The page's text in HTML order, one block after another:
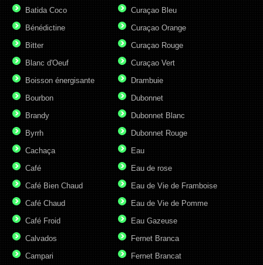
Batida Coco
Bénédictine
Bitter
Blanc d'Oeuf
Boisson énergisante
Bourbon
Brandy
Byrrh
Cachaça
Café
Café Bien Chaud
Café Chaud
Café Froid
Calvados
Campari
Curaçao Bleu
Curaçao Orange
Curaçao Rouge
Curaçao Vert
Drambuie
Dubonnet
Dubonnet Blanc
Dubonnet Rouge
Eau
Eau de rose
Eau de Vie de Framboise
Eau de Vie de Pomme
Eau Gazeuse
Fernet Branca
Fernet Brancat